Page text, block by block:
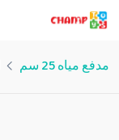
مدفع مياه 25 سم